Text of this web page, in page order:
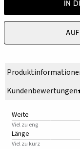
In
Kundenbewertungen
Weite
Viel zu eng
Länge
Viel zu kurz